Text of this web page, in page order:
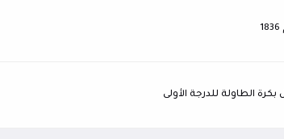
الطاولة للدرجة الأولى